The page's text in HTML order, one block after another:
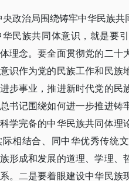
政治局围绕铸牢中华民族
民族共同体意识，就是要
理念。要全面贯彻党的二
识作为党的民族工作和民族
步事业，推进新时代党的
书记围绕如何进一步推进铸
学完备的中华民族共同体理
相结合、同中华优秀传统
形成和发展的道理、学理、
。二是要着眼建设中华民族